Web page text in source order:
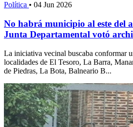
Política • 04 Jun 2026
No habrá municipio al este del
Junta Departamental votó
La iniciativa vecinal buscaba conformar
localidades de El Tesoro, La Barra,
de Piedras, La Bota, Balneario B...